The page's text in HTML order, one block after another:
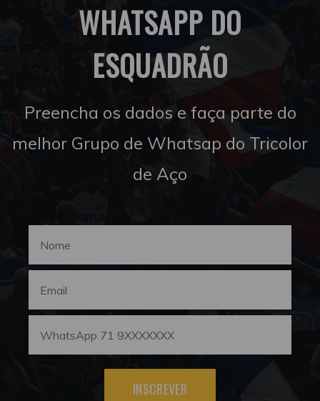
WHATSAPP DO
ESQUADRÃO
Preencha os dados e faça parte do
melhor Grupo de Whatsap do Tricolor
de Aço
INSCREVER